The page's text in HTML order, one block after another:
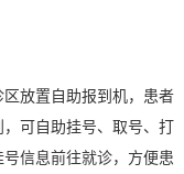
放置自助报到机，患者
可自助挂号、取号、打
信息前往就诊，方便患